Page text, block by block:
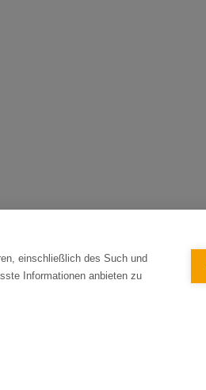
einschließlich des Such und
Informationen anbieten zu